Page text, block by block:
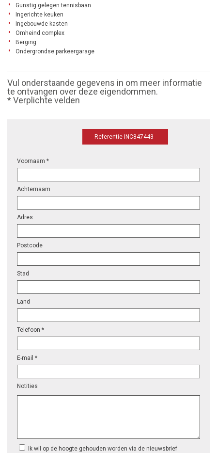
Gunstig gelegen tennisbaan
Ingerichte keuken
Ingebouwde kasten
Omheind complex
Berging
Ondergrondse parkeergarage
Vul onderstaande gegevens in om meer informatie
te ontvangen over deze eigendommen.
* Verplichte velden
Referentie INC847443
Voornaam *
Achternaam
Adres
Postcode
Stad
Land
Telefoon *
E-mail *
Notities
Ik wil op de hoogte gehouden worden via de nieuwsbrief